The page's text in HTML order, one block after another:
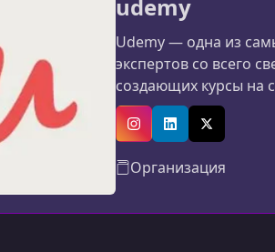
udemy
Udemy — одна из
экспертов со всего
создающих курсы на
программирования и
авторов: материалы
InstagramLinkedInX (Twitter)
Организация